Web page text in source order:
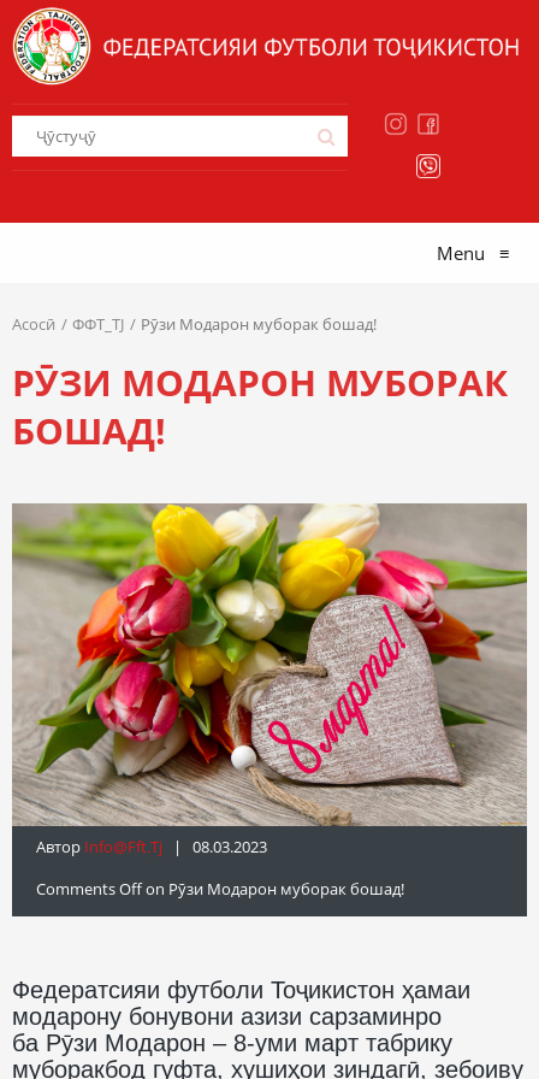
Menu ≡
Асосӣ ФФТ_TJ Рӯзи Модарон муборак бошад!
РӮЗИ МОДАРОН МУБОРАК
БОШАД!
Автор Info@fft.tj | 08.03.2023
Comments Offon Рӯзи Модарон муборак бошад!
Федератсияи футболи Тоҷикистон ҳамаи
модарону бонувони азизи сарзаминро
ба Рӯзи Модарон – 8-уми март табрику
муборакбод гуфта, хушиҳои зиндагӣ, зебоиву